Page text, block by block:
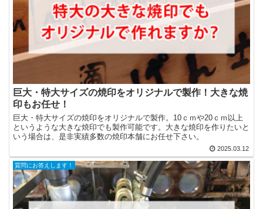
巨大・特大サイズの焼印をオリジナルで製作！大きな焼
印もお任せ！
巨大・特大サイズの焼印をオリジナルで製作。10ｃｍや20ｃｍ以上
というような大きな焼印でも製作可能です。大きな焼印を作りたいと
いう場合は、是非実績多数の焼印本舗にお任せ下さい。
2025.03.12
質問にお答えします！